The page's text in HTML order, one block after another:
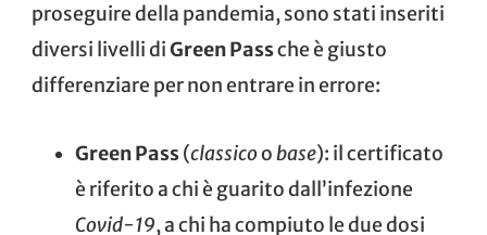
proseguire della pandemia, sono stati inseriti
diversi livelli diGreen Passche è giusto
differenziare per non entrare in errore:
Green Pass(classicoobase): il certificato
è riferito a chi è guarito dall’infezione
Covid-19, a chi ha compiuto le due dosi